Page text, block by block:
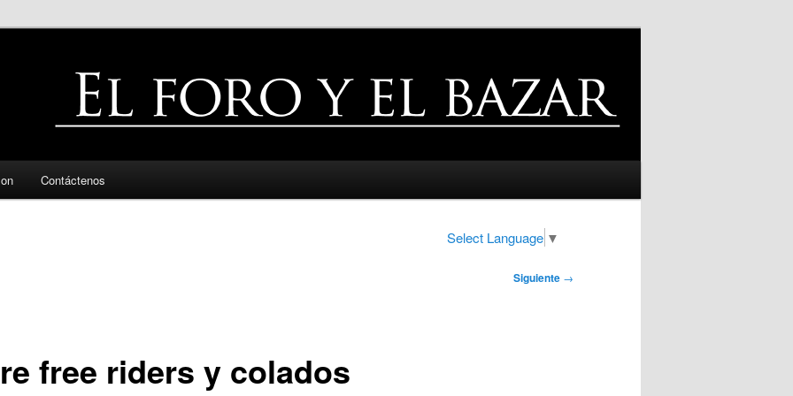
Contáctenos
Select Language ▼
Siguiente →
free riders y colados